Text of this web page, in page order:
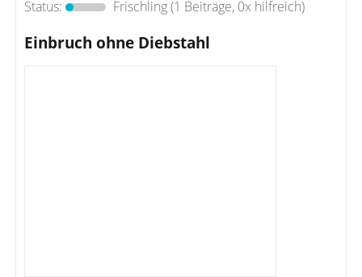
Status:
Frischling(1 Beiträge, 0x hilfreich)
Einbruch ohne Diebstahl